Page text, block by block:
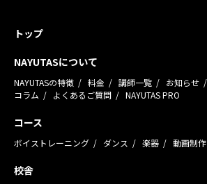
トップ
NAYUTASについて
NAYUTASの特徴 料金 講師一覧 お知らせ
コラム
よくあるご質問 NAYUTAS PRO
コース
ボイストレーニング ダンス 楽器 動画制作
校舎